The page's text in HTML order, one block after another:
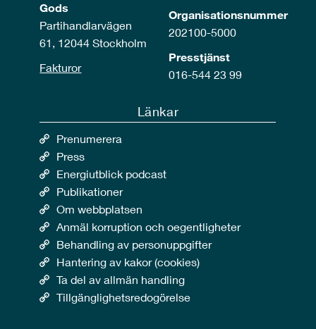
Gods
Partihandlarvägen
61, 12044 Stockholm
Fakturor
Organisationsnummer
202100-5000
Presstjänst
016-544 23 99
Länkar
Prenumerera
Press
Energiutblick podcast
Publikationer
Om webbplatsen
Anmäl korruption och oegentligheter
Behandling av personuppgifter
Hantering av kakor (cookies)
Ta del av allmän handling
Tillgänglighetsredogörelse